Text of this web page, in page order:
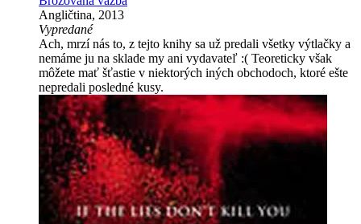
Angličtina, 2013
Vypredané
Ach, mrzí nás to, z tejto knihy sa už predali všetky výtlačky a
nemáme ju na sklade my ani vydavateľ :( Teoreticky však
môžete mať šťastie v niektorých iných obchodoch, ktoré ešte
nepredali posledné kusy.